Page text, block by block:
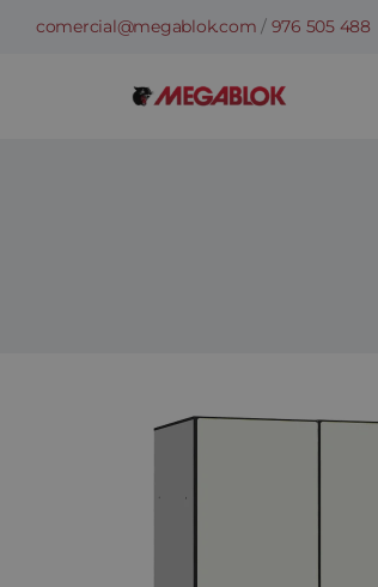
Saltarcomercial@megablok.com / 976 505 488